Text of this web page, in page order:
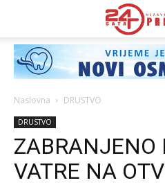
Naslovna DRUSTVO
DRUSTVO
ZABRANЈENO
VATRE NA